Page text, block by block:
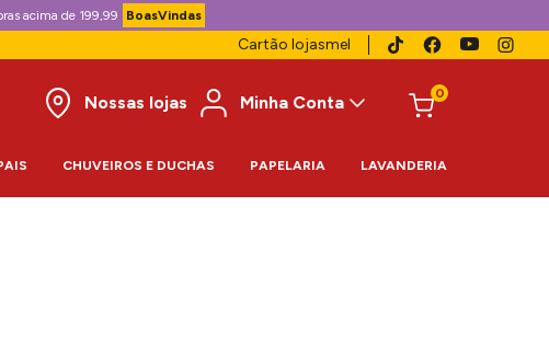
acima de 199,99 BoasVindas
Cartão lojasmel
Nossas lojas
Minha Conta 0
CHUVEIROS E DUCHAS PAPELARIA LAVANDERIA